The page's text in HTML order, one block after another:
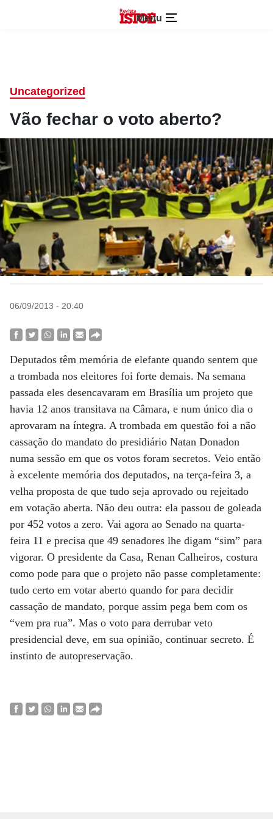
Menu
Uncategorized
Vão fechar o voto aberto?
06/09/2013 - 20:40
Deputados têm memória de elefante quando sentem que
a trombada nos eleitores foi forte demais. Na semana
passada eles desencavaram em Brasília um projeto que
havia 12 anos transitava na Câmara, e num único dia o
aprovaram na íntegra. A trombada em questão foi a não
cassação do mandato do presidiário Natan Donadon
numa sessão em que os votos foram secretos. Veio então
à excelente memória dos deputados, na terça-feira 3, a
velha proposta de que tudo seja aprovado ou rejeitado
em votação aberta. Não deu outra: ela passou de goleada
por 452 votos a zero. Vai agora ao Senado na quarta-
feira 11 e precisa que 49 senadores lhe digam “sim” para
vigorar. O presidente da Casa, Renan Calheiros, costura
como pode para que o projeto não passe completamente:
tudo certo em votar aberto quando for para decidir
cassação de mandato, porque assim pega bem com os
“vem pra rua”. Mas o voto para derrubar veto
presidencial deve, em sua opinião, continuar secreto. É
instinto de autopreservação.